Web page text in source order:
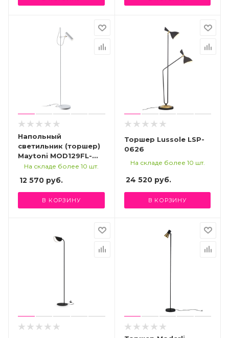
Напольный
светильник (торшер)
Maytoni MOD129FL-
01W
На складе более 10 шт.
12 570 руб.
В КОРЗИНУ
Торшер Lussole LSP-
0626
На складе более 10 шт.
24 520руб.
В КОРЗИНУ